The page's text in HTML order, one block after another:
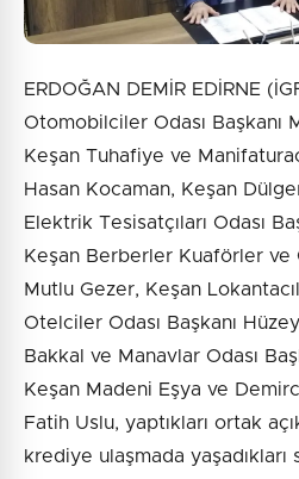
ERDOĞAN DEMİR EDİRNE
Otomobilciler Odası Başkanı
Keşan Tuhafiye ve
Hasan Kocaman, Keşan
Elektrik Tesisatçıları Odası
Keşan Berberler Kuaförler ve
Mutlu Gezer, Keşan
Otelciler Odası Başkanı
Bakkal ve Manavlar Odası
Keşan Madeni Eşya ve
Fatih Uslu, yaptıkları ortak
krediye ulaşmada